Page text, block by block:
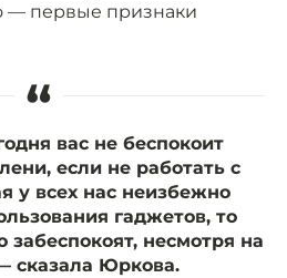
— первые признаки
“
вас не беспокоит
если не работать с
у всех нас неизбежно
гаджетов, то
забеспокоят, несмотря на
сказала Юркова.